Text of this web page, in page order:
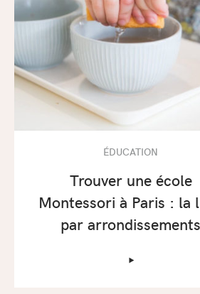
ÉDUCATION
Trouver une école
Montessori à Paris : la
par arrondissements
‣